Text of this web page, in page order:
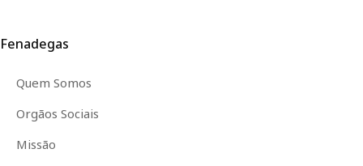
Fenadegas
Quem Somos
Orgãos Sociais
Missão